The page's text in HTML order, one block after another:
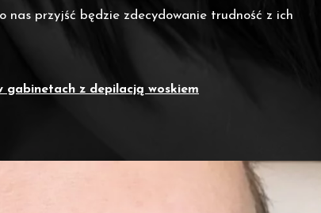
przyjść będzie zdecydowanie trudność z ich
gabinetach z depilacją woskiem